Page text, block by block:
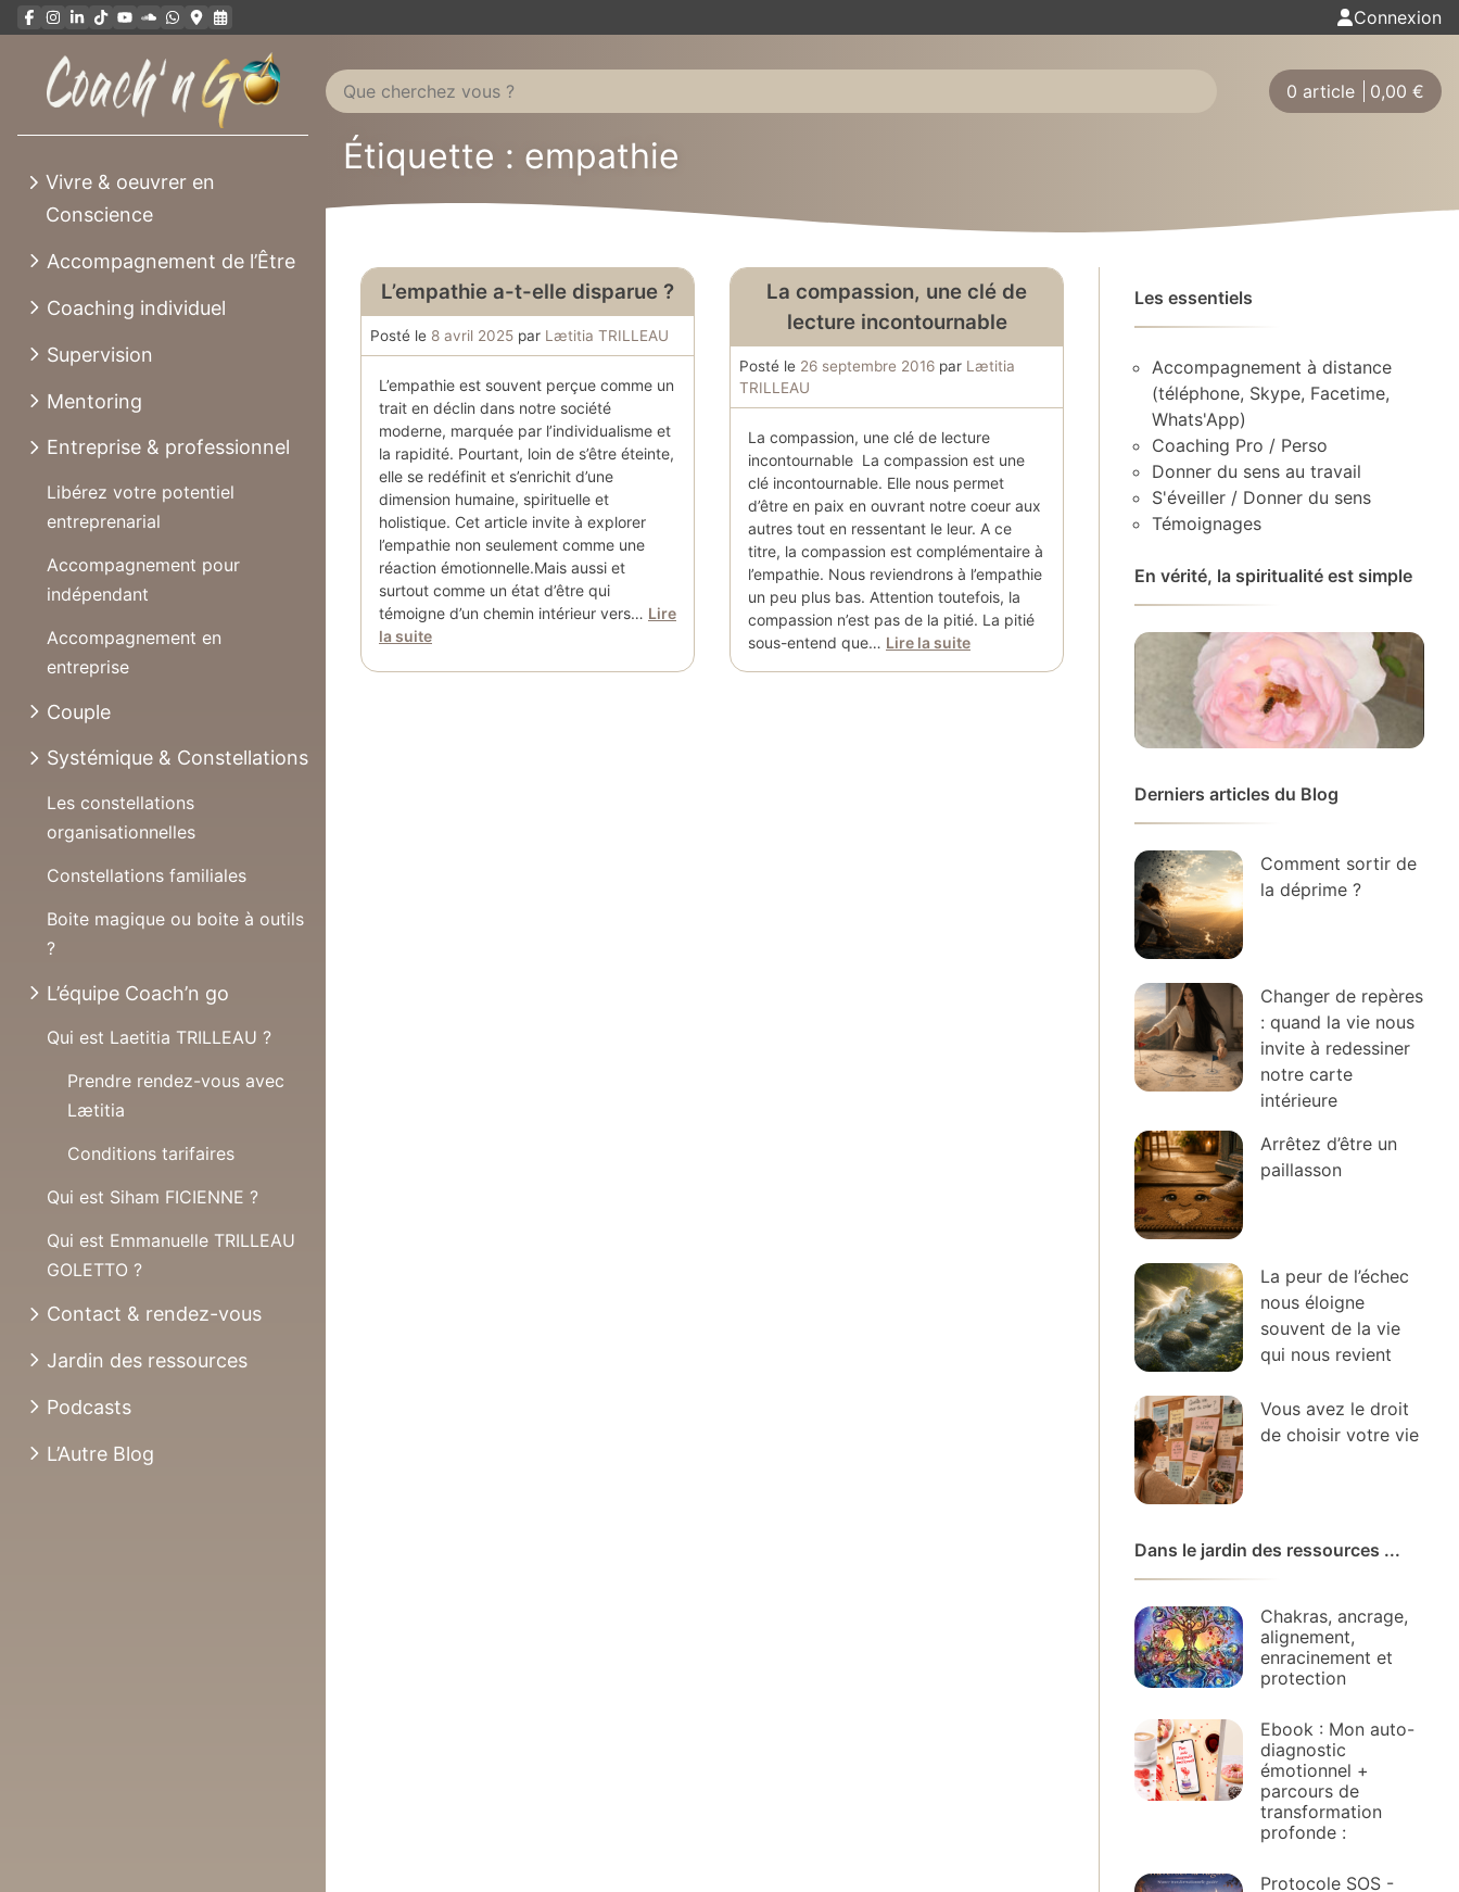
Connexion
contenu
Vivre & oeuvrer en
Conscience
Accompagnement de l’Être
Coaching individuel
Supervision
Mentoring
Entreprise & professionnel
Libérez votre potentiel
entreprenarial
Accompagnement pour
indépendant
Accompagnement en
entreprise
Couple
Systémique & Constellations
Les constellations
organisationnelles
Constellations familiales
Boite magique ou boite à outils
?
L’équipe Coach’n go
Qui est Laetitia TRILLEAU ?
Prendre rendez-vous avec
Lætitia
Conditions tarifaires
Qui est Siham FICIENNE ?
Qui est Emmanuelle TRILLEAU
GOLETTO ?
Contact & rendez-vous
Jardin des ressources
Podcasts
L’Autre Blog
0 article 0,00 €
Étiquette : empathie
L’empathie a-t-elle disparue ?
Posté le 8 avril 2025 par Lætitia TRILLEAU
L’empathie est souvent perçue comme un
trait en déclin dans notre société
moderne, marquée par l’individualisme et
la rapidité. Pourtant, loin de s’être éteinte,
elle se redéfinit et s’enrichit d’une
dimension humaine, spirituelle et
holistique. Cet article invite à explorer
l’empathie non seulement comme une
réaction émotionnelle.Mais aussi et
surtout comme un état d’être qui
témoigne d’un chemin intérieur vers… Lire
la suite
La compassion, une clé de
lecture incontournable
Posté le 26 septembre 2016 par Lætitia
TRILLEAU
La compassion, une clé de lecture
incontournable La compassion est une
clé incontournable. Elle nous permet
d’être en paix en ouvrant notre coeur aux
autres tout en ressentant le leur. A ce
titre, la compassion est complémentaire à
l’empathie. Nous reviendrons à l’empathie
un peu plus bas. Attention toutefois, la
compassion n’est pas de la pitié. La pitié
sous-entend que… Lire la suite
Les essentiels
Accompagnement à distance
(téléphone, Skype, Facetime,
Whats'App)
Coaching Pro / Perso
Donner du sens au travail
S'éveiller / Donner du sens
Témoignages
En vérité, la spiritualité est simple
Derniers articles du Blog
Comment sortir de
la déprime ?
Changer de repères
: quand la vie nous
invite à redessiner
notre carte
intérieure
Arrêtez d’être un
paillasson
La peur de l’échec
nous éloigne
souvent de la vie
qui nous revient
Vous avez le droit
de choisir votre vie
Dans le jardin des ressources ...
Chakras, ancrage,
alignement,
enracinement et
protection
Ebook : Mon auto-
diagnostic
émotionnel +
parcours de
transformation
profonde :
Protocole SOS -